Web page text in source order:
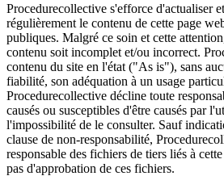
Procedurecollective s'efforce d'actualiser
régulièrement le contenu de cette page
publiques. Malgré ce soin et cette
contenu soit incomplet et/ou incorrect.
contenu du site en l'état ("As is"), sans
fiabilité, son adéquation à un usage
Procedurecollective décline toute
causés ou susceptibles d'être causés par
l'impossibilité de le consulter. Sauf
clause de non-responsabilité,
responsable des fichiers de tiers liés à
pas d'approbation de ces fichiers.